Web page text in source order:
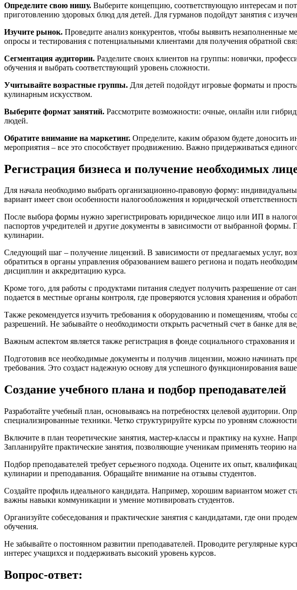
Определите свою нишу. Выберите концепцию, соответствующую интересам и
приготовлению здоровых блюд для детей. Для гурманов подойдут занятия с
Изучите рынок. Проведите анализ конкурентов, чтобы выявить незаполненные
опросы и тестирования с потенциальными клиентами для получения обратной
Сегментация аудитории. Разделите своих клиентов на группы: новички,
обучения и выбрать соответствующий уровень сложности.
Учитывайте возрастные группы. Для детей подойдут игровые форматы и
кулинарным искусством.
Выберите формат занятий. Рассмотрите возможности: очные, онлайн или
людей.
Обратите внимание на маркетинг. Определите, каким образом будете доносить
мероприятия – все это способствует продвижению. Важно придерживаться
Регистрация бизнеса и получение необходимых
Для начала необходимо выбрать организационно-правовую форму:
вариант имеет свои особенности налогообложения и юридической
После выбора формы нужно зарегистрировать юридическое лицо или ИП в
паспортов учредителей и другие документы в зависимости от выбранной
кулинарии.
Следующий шаг – получение лицензий. В зависимости от предлагаемых услуг,
обратиться в органы управления образованием вашего региона и подать
дисциплин и аккредитацию курса.
Кроме того, для работы с продуктами питания следует получить разрешение от
подается в местные органы контроля, где проверяются условия хранения и
Также рекомендуется изучить требования к оборудованию и помещениям, чтобы
разрешений. Не забывайте о необходимости открыть расчетный счет в банке для
Важным аспектом является также регистрация в фонде социального страхования
Подготовив все необходимые документы и получив лицензии, можно начинать
требования. Это создаст надежную основу для успешного функционирования
Создание учебного плана и подбор преподавателей
Разработайте учебный план, основываясь на потребностях целевой аудитории.
специализированные техники. Четко структурируйте курсы по уровням
Включите в план теоретические занятия, мастер-классы и практику на кухне.
Запланируйте практические занятия, позволяющие ученикам применять теорию
Подбор преподавателей требует серьезного подхода. Оцените их опыт,
кулинарии и преподавания. Обращайте внимание на отзывы студентов.
Создайте профиль идеального кандидата. Например, хорошим вариантом может
важны навыки коммуникации и умение мотивировать студентов.
Организуйте собеседования и практические занятия с кандидатами, где они
обучения.
Не забывайте о постоянном развитии преподавателей. Проводите регулярные
интерес учащихся и поддерживать высокий уровень курсов.
Вопрос-ответ: